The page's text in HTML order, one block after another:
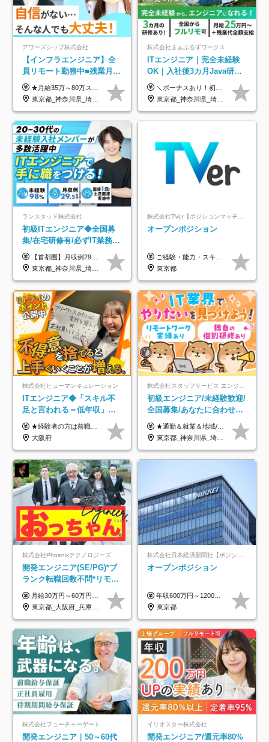
アワーズシップ株式会社
【インフラエンジニア】全
員リモート勤務中■残業月
3h■最大3ヶ月の連休あり■
年休126日■20～30代活躍
中！
★月給35万～80万スタートも可 【未経験の方】 ■月給26万～80万＋賞与年2回（年2ヶ月分） 【何かしらのインフラエンジニア経験をお持ちの方】 ■月給35万～80万＋賞与年2回（年2ヶ月分） ※スキル・経験などを考慮し決定します ※試用期間6ヶ月あり。期間中は契約社員となります。その他の待遇に差異はありません（試用期間終了後、昇給の可能性あり） ※上記金額には固定残業代（月30時間分／4万9600円～15万2600円）を含みます。超過分は別途支給いたします。 ＼頑張りはインセンティブで還元！／ クライアントに貢献度を評価され、当社のエンジニアが追加で案件に参画することになるなど、会社にとって利益になる行動はしっかり評価します。 会社の成長に貢献できていることを実感でき、「もっと頑張ろう」と思える体制づくりを整えています！
東京都_神奈川県_埼玉県_千葉県_大阪府
株式会社まぁぶるずワークス
ITエンジニア｜完全未経験
OK｜入社後3カ月Java研修
｜リモート率8割以上｜充実
のキャリア支援｜残業月10h
＼ボーナスあり！初年度から年収300万円以上／ ■月給25万円～35万円＋残業代全額支給＋各種手当＋賞与年1回 ◎経験・年齢・スキルなどを考慮し、できるだけ優遇します ◎試用期間中(3カ月)は契約社員で、月給21万円＋諸手当になります。 (試用期間中は残業が発生しません。その他の待遇に変更はありません) ----------------- ＼3つの評価軸！実力次第で早期収入アップ！／ 【1】スキル(IT理解、実装力、設計) 【2】実務力(現場評価、コミュ力、品質) 【3】姿勢(自走力、意欲、責任感) この3つの評価軸で、3カ月ごとに評価。社内グレードにより、給与が決まる明確な仕組みです。何ができれば給与が上がるのか分かりやすく、実力や努力次第で早期に収入を増やせます！ 【固定残業代について】 なし（残業代は、実際の労働時間に応じて別途全額支給）
東京都_神奈川県_埼玉県_千葉県_大阪府_愛知県_北海道_青森県_岩手県_宮城県_秋田県_山形県_福島県_茨城県_栃木県_群馬県_新潟県_山梨県_長野県_富山県_石川県_福井県_静岡県_岐阜県_三重県_兵庫県_京都府_滋賀県_奈良県_和歌山県_広島県_岡山県_鳥取県_島根県_山口県_徳島県_香川県_愛媛県_高知県_福岡県_熊本県_佐賀県_長崎県_大分県_宮崎県_鹿児島県_沖縄県
ランスタッド株式会社
初級ITエンジニア◆全国募
集/在宅研修有/必ずIT業務配
属/月収例29.5万円/Web面接
1回/SE
【首都圏】月収例29.5万円（月給26万円＋諸手当） 【東海・関西】月収例28.5万円（月給25万円＋諸手当） 【九州】月収例26万円（月給23万円＋諸手当） ※経験・スキル・前職給与を踏まえ、総合的に判断して決定します。 例：首都圏 月収例31万円（月給27万円＋諸手当） ◆各種手当 ・通勤手当（上限4万円まで） ・残業代手当（1分単位で全額支給） ※固定残業代制は採用しておりません ・深夜勤務手当 ・資格取得支援（ランクに応じてお祝い金1万円～10万円を支給） ◆昇給：年1回 ◆補足 ・研修中1ヶ月間は、時給1670円となります。 ・試用期間6ヶ月あり。その間の待遇に変更はありません。 ※詳細は面接時にご案内します。
東京都_神奈川県_埼玉県_千葉県_大阪府_愛知県_兵庫県_京都府_福岡県
オープンポジション
ご経験・能力・スキル等により、当社基準にて優遇・相談のうえ決定いたします。
東京都
株式会社ヒューマンキュレーション
ITエンジニア◆「スキル不
足と言われる＝低年収」で
はない！｜ 不安を克服し、
年収アップした社員の実例
★経験者の方は前職の年収以上を保証します ★案件単価を開示した上で80％以上を還元します 月給25万円以上＋賞与年2回 ※経験や能力を考慮の上で優遇します ※試用期間が3ヶ月(その間の給与・待遇・雇用形態に変更はありません) ※月給には月20時間分のみなし残業手当(5万円)を含みます(超過分は別途支給) ★残業平均は月10時間以下ですので、毎月10時間分程度はお得です！
大阪府
初級エンジニア/未経験歓迎/
全国募集/あなたに合わせた
オリジナル研修をご用
意/AI・IoT/残業平均8時間
★通勤＆就業＆地域/住宅＆役職手当あり ★残業代は全額支給 ★選べる給与制度あり！ ■東京・神奈川・千葉・埼玉勤務の場合 月給24.5万円～55万円＋諸手当 （残業代は全額支給） (20,000円の地域/住宅手当込み) ■愛知・京都・大阪・兵庫勤務の場合 月給24万円以上＋諸手当 （残業代は全額支給） (15,000円の地域/住宅手当込み) ■茨城・栃木・群馬・静岡・三重・滋賀・広島・福岡勤務の場合 月給23.5万円以上＋諸手当 （残業代は全額支給） (10,000円の地域/住宅手当込み) ■北海道・宮城・山梨・長野・岐阜・奈良・和歌山・岡山勤務の場合 月給23万円以上＋諸手当 （残業代は全額支給） (5,000円の地域/住宅手当込み) ■その他のエリア勤務の場合 月給22.5万円以上＋諸手当 （残業代は全額支給） ※経験や能力を考慮し、当社規定により優遇します 【昇給：年一回実施】 【選べる給与制度】 ★収入を重視する方に… 「変動型人事制度」の選択も可能（派遣先からの評価に応じて収入アップ！） ※年2回のタイミングで希望者と面談の上決定します。
東京都_神奈川県_埼玉県_千葉県_大阪府_愛知県_北海道_岩手県_宮城県_山形県_福島県_茨城県_栃木県_群馬県_山梨県_長野県_富山県_石川県_静岡県_岐阜県_三重県_兵庫県_京都府_滋賀県_奈良県_広島県_岡山県_山口県_愛媛県_福岡県_熊本県_長崎県
株式会社Phoenixテクノロジーズ
開発エンジニア(SE/PG)*ブ
ランク転職回数不問*リモー
ト案件多数*残業ほぼ0*通院
のための半休制度あり
月給30万円～60万円+住宅手当+職能手当+役職手当+決算賞与+報奨金 ※経験・能力を考慮し、優遇します ※給与には20時間分のみなし時間外手当(3万7000円以上)を含みます(超過時間分は別途追加支給) ※試用期間3～6ヵ月あり(その間の給与、待遇に差異なし) ※場合によって契約社員での採用の可能性あり(面接時に応相談)
東京都_大阪府_兵庫県_京都府_福岡県
株式会社日本経済新聞社【ポジションマッチ登録】
オープンポジション
年収600万円～1200万円 ※上記年収は、想定年収です。住居費補助、子手当などの各種手当を含む金額です。 ※経験・能力等を考慮の上、当社規定により決定します。
東京都
株式会社フューチャーゲート
開発エンジニア｜50～60代
イリオスター株式会社
開発エンジニア/還元率80%